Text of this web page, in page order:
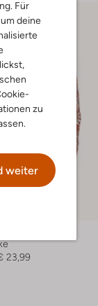
Für
deine
zu
weiter
23,99